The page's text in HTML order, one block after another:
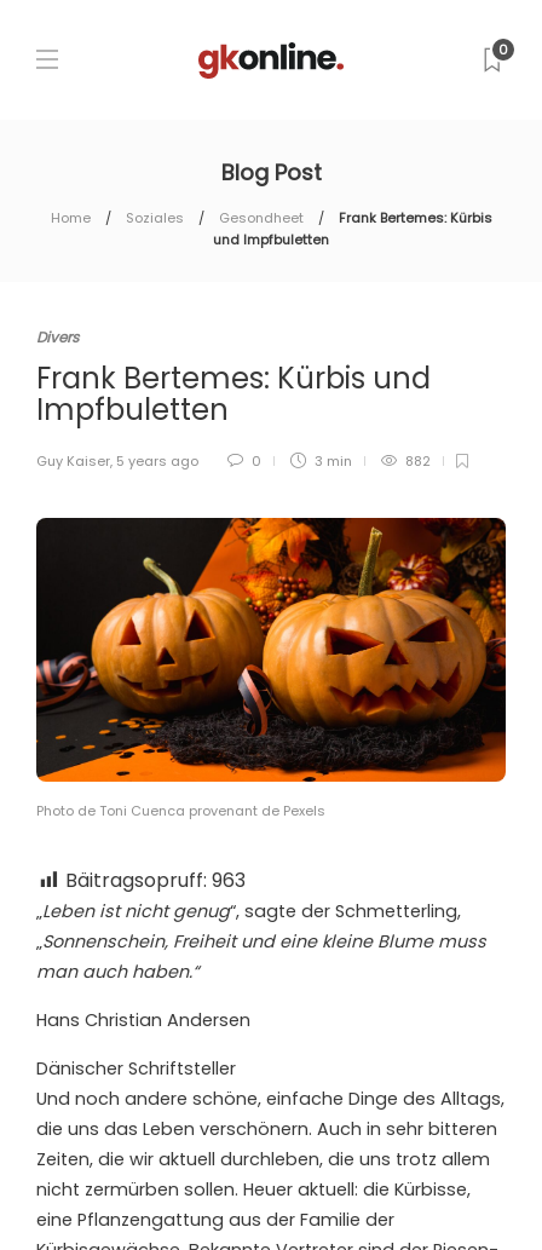
0
Blog Post
Home Soziales Gesondheet
Frank Bertemes: Kürbis
und Impfbuletten
Divers
Frank Bertemes: Kürbis und
Impfbuletten
Guy Kaiser, 5 years ago 0 3 min 882
Photo de Toni Cuenca provenant de Pexels
Bäitragsopruff: 963
„Leben ist nicht genug“, sagte der Schmetterling,
„Sonnenschein, Freiheit und eine kleine Blume muss
man auch haben.“
Hans Christian Andersen
Dänischer Schriftsteller
Und noch andere schöne, einfache Dinge des Alltags,
die uns das Leben verschönern. Auch in sehr bitteren
Zeiten, die wir aktuell durchleben, die uns trotz allem
nicht zermürben sollen. Heuer aktuell: die Kürbisse,
eine Pflanzengattung aus der Familie der